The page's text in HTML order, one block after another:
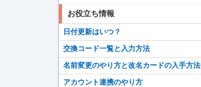
お役立ち情報
日付更新はいつ？
交換コード一覧と入力方法
名前変更のやり方と改名カードの入手方法
アカウント連携のやり方